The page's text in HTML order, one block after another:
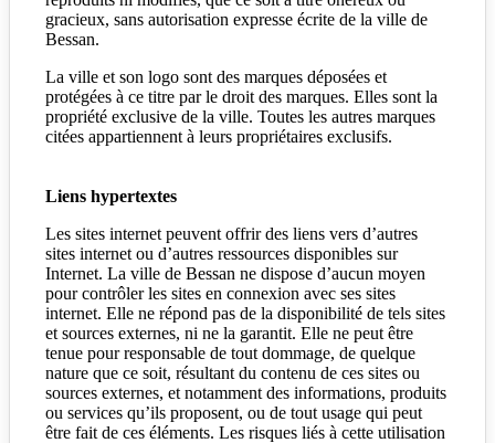
gracieux, sans autorisation expresse écrite de la ville de
Bessan.
La ville et son logo sont des marques déposées et
protégées à ce titre par le droit des marques. Elles sont la
propriété exclusive de la ville. Toutes les autres marques
citées appartiennent à leurs propriétaires exclusifs.
Liens hypertextes
Les sites internet peuvent offrir des liens vers d’autres
sites internet ou d’autres ressources disponibles sur
Internet. La ville de Bessan ne dispose d’aucun moyen
pour contrôler les sites en connexion avec ses sites
internet. Elle ne répond pas de la disponibilité de tels sites
et sources externes, ni ne la garantit. Elle ne peut être
tenue pour responsable de tout dommage, de quelque
nature que ce soit, résultant du contenu de ces sites ou
sources externes, et notamment des informations, produits
ou services qu’ils proposent, ou de tout usage qui peut
être fait de ces éléments. Les risques liés à cette utilisation